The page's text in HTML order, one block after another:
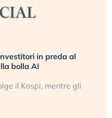
in preda al
bolla AI
il Kospi, mentre gli